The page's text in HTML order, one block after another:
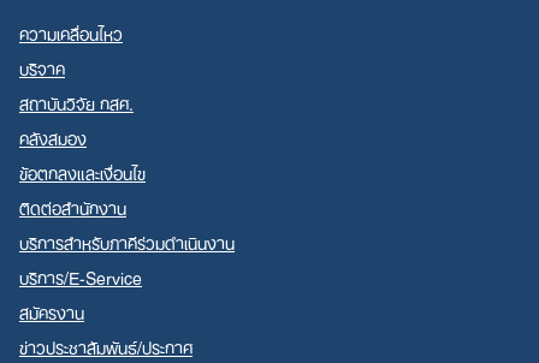
ความเคลื่อนไหว
บริจาค
สถาบันวิจัย กสศ.
คลังสมอง
ข้อตกลงและเงื่อนไข
ติดต่อสำนักงาน
บริการสำหรับภาคีร่วมดำเนินงาน
บริการ/E-Service
สมัครงาน
ข่าวประชาสัมพันธ์/ประกาศ